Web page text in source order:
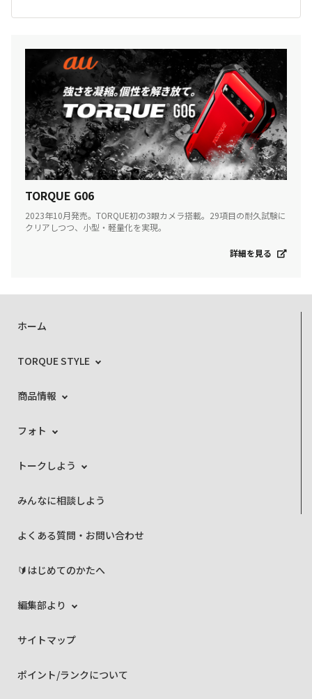
TORQUE G06
2023年10月発売。TORQUE初の3眼カメラ搭載。29項目の耐久試験に
クリアしつつ、小型・軽量化を実現。
詳細を見る
ホーム
TORQUE STYLE
商品情報
フォト
トークしよう
みんなに相談しよう
よくある質問・お問い合わせ
🔰はじめてのかたへ
編集部より
サイトマップ
ポイント/ランクについて